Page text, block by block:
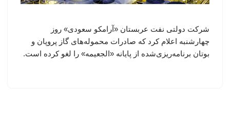
شرکت دولتی نفت عربستان «آرامکو سعودی» روز
چهارشنبه اعلام کرد که صادرات محموله‌های گاز پروپان و
بوتان برنامه‌ریزی‌شده از پایانه «الجعیمه» را لغو کرده است.